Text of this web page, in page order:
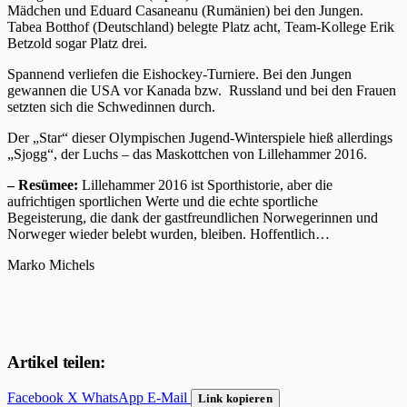
Mädchen und Eduard Casaneanu (Rumänien) bei den Jungen.
Tabea Botthof (Deutschland) belegte Platz acht, Team-Kollege Erik
Betzold sogar Platz drei.
Spannend verliefen die Eishockey-Turniere. Bei den Jungen
gewannen die USA vor Kanada bzw. Russland und bei den Frauen
setzten sich die Schwedinnen durch.
Der „Star“ dieser Olympischen Jugend-Winterspiele hieß allerdings
„Sjogg“, der Luchs – das Maskottchen von Lillehammer 2016.
– Resümee: Lillehammer 2016 ist Sporthistorie, aber die
aufrichtigen sportlichen Werte und die echte sportliche
Begeisterung, die dank der gastfreundlichen Norwegerinnen und
Norweger wieder belebt wurden, bleiben. Hoffentlich…
Marko Michels
Artikel teilen:
Facebook X WhatsApp E-Mail Link kopieren